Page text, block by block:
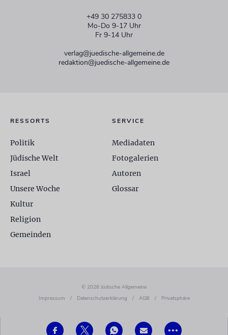
•••
+49 30 275833 0
Mo-Do 9-17 Uhr
Fr 9-14 Uhr
verlag@juedische-allgemeine.de
redaktion@juedische-allgemeine.de
RESSORTS
Politik
Jüdische Welt
Israel
Unsere Woche
Kultur
Religion
Gemeinden
SERVICE
Mediadaten
Fotogalerien
Autoren
Glossar
© 2026 Jüdische Allgemeine
Impressum
/ Datenschutzerklärung / AGB / Privatsphäre